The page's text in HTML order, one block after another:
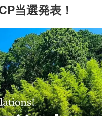
当選発表！